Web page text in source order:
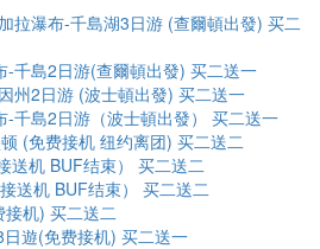
拉瀑布-千島湖3日游 (查爾頓出發) 买二
-千島2日游(查爾頓出發) 买二送一
州2日游 (波士頓出發) 买二送一
-千島2日游（波士頓出發） 买二送一
(免费接机 纽约离团) 买二送二
送机 BUF结束） 买二送二
送机 BUF结束） 买二送二
接机) 买二送二
遊(免费接机) 买二送一